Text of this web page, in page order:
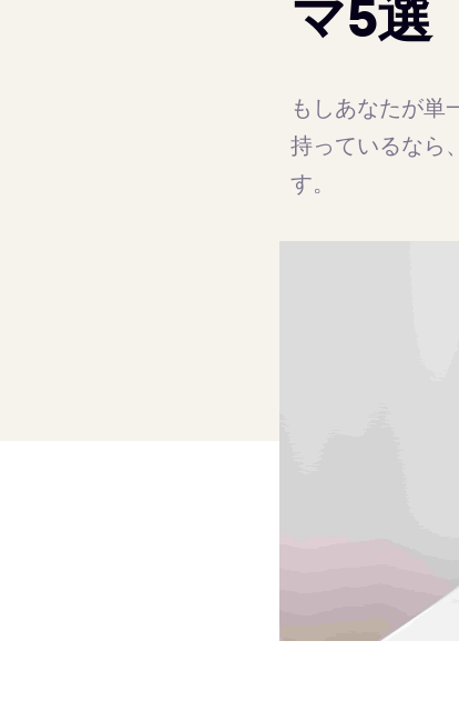
マ5選
もしあなたが単
持っているなら
す。